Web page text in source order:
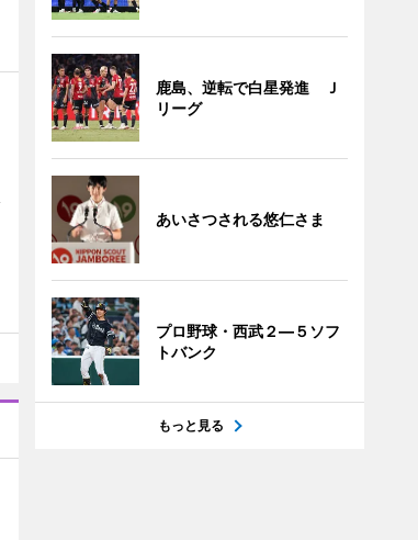
鹿島、逆転で白星発進 Ｊ
リーグ
あいさつされる悠仁さま
プロ野球・西武２―５ソフ
トバンク
もっと見る